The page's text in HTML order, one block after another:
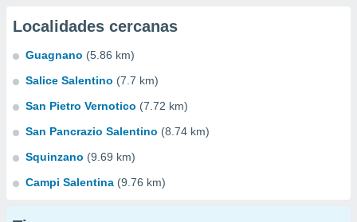
Localidades cercanas
Guagnano (5.86 km)
Salice Salentino (7.7 km)
San Pietro Vernotico (7.72 km)
San Pancrazio Salentino (8.74 km)
Squinzano (9.69 km)
Campi Salentina (9.76 km)